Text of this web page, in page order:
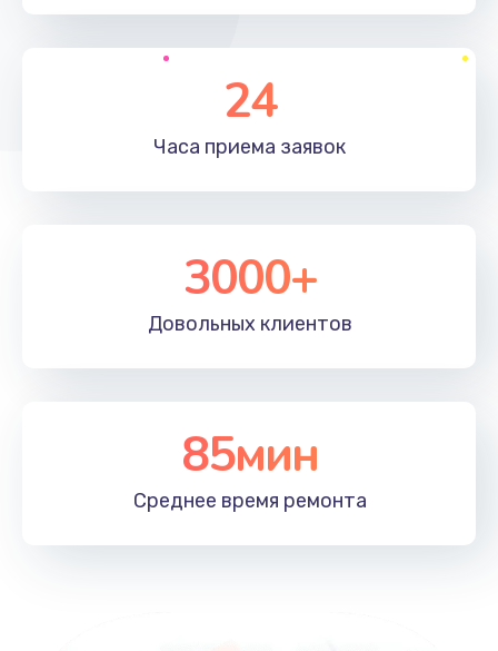
24
Часа приема заявок
3000+
Довольных клиентов
85мин
Среднее время ремонта